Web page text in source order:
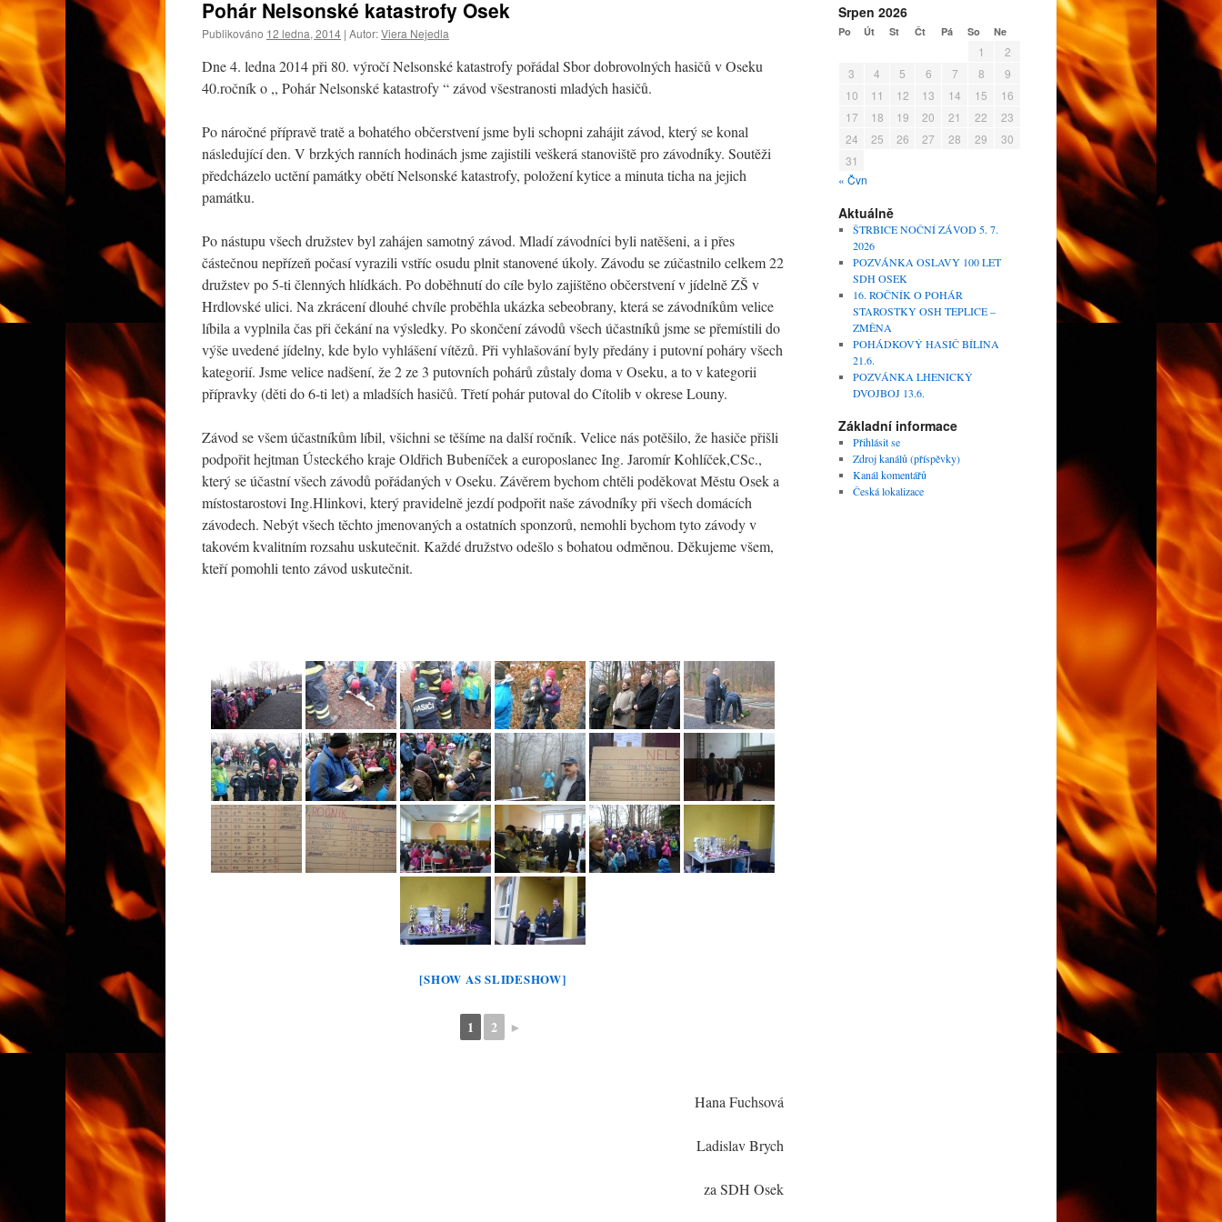
webu
Pohár Nelsonské katastrofy Osek
Publikováno 12 ledna, 2014 | Autor:Viera Nejedla
Dne 4. ledna 2014 při 80. výročí Nelsonské katastrofy pořádal Sbor dobrovolných hasičů v Oseku
40.ročník o ,, Pohár Nelsonské katastrofy “ závod všestranosti mladých hasičů.
Po náročné přípravě tratě a bohatého občerstvení jsme byli schopni zahájit závod, který se konal
následující den. V brzkých ranních hodinách jsme zajistili veškerá stanoviště pro závodníky. Soutěži
předcházelo uctění památky obětí Nelsonské katastrofy, položení kytice a minuta ticha na jejich
památku.
Po nástupu všech družstev byl zahájen samotný závod. Mladí závodníci byli natěšeni, a i přes
částečnou nepřízeň počasí vyrazili vstříc osudu plnit stanovené úkoly. Závodu se zúčastnilo celkem 22
družstev po 5-ti členných hlídkách. Po doběhnutí do cíle bylo zajištěno občerstvení v jídelně ZŠ v
Hrdlovské ulici. Na zkrácení dlouhé chvíle proběhla ukázka sebeobrany, která se závodníkům velice
líbila a vyplnila čas při čekání na výsledky. Po skončení závodů všech účastníků jsme se přemístili do
výše uvedené jídelny, kde bylo vyhlášení vítězů. Při vyhlašování byly předány i putovní poháry všech
kategorií. Jsme velice nadšení, že 2 ze 3 putovních pohárů zůstaly doma v Oseku, a to v kategorii
přípravky (děti do 6-ti let) a mladších hasičů. Třetí pohár putoval do Cítolib v okrese Louny.
Závod se všem účastníkům líbil, všichni se těšíme na další ročník. Velice nás potěšilo, že hasiče přišli
podpořit hejtman Ústeckého kraje Oldřich Bubeníček a europoslanec Ing. Jaromír Kohlíček,CSc.,
který se účastní všech závodů pořádaných v Oseku. Závěrem bychom chtěli poděkovat Městu Osek a
místostarostovi Ing.Hlinkovi, který pravidelně jezdí podpořit naše závodníky při všech domácích
závodech. Nebýt všech těchto jmenovaných a ostatních sponzorů, nemohli bychom tyto závody v
takovém kvalitním rozsahu uskutečnit. Každé družstvo odešlo s bohatou odměnou. Děkujeme všem,
kteří pomohli tento závod uskutečnit.
[SHOW AS SLIDESHOW]
1 2 ►
Hana Fuchsová
Ladislav Brych
za SDH Osek
Srpen 2026
Po Út St Čt Pá So Ne
1
2
3
4 5 6 7 8
9
10
11 12 13 14 15
16
17
18 19 20 21 22
23
24
25 26 27 28 29
30
31
« Čvn
Aktuálně
ŠTRBICE NOČNÍ ZÁVOD 5. 7.
2026
POZVÁNKA OSLAVY 100 LET
SDH OSEK
16. ROČNÍK O POHÁR
STAROSTKY OSH TEPLICE –
ZMĚNA
POHÁDKOVÝ HASIČ BÍLINA
21.6.
POZVÁNKA LHENICKÝ
DVOJBOJ 13.6.
Základní informace
Přihlásit se
Zdroj kanálů (příspěvky)
Kanál komentářů
Česká lokalizace